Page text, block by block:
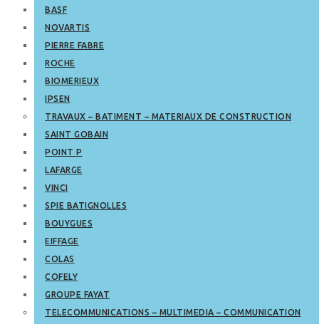
BASF
NOVARTIS
PIERRE FABRE
ROCHE
BIOMERIEUX
IPSEN
TRAVAUX – BATIMENT – MATERIAUX DE CONSTRUCTION
SAINT GOBAIN
POINT P
LAFARGE
VINCI
SPIE BATIGNOLLES
BOUYGUES
EIFFAGE
COLAS
COFELY
GROUPE FAYAT
TELECOMMUNICATIONS – MULTIMEDIA – COMMUNICATION